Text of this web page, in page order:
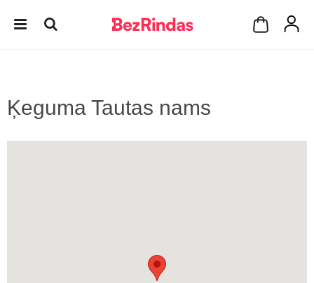
Ķeguma Tautas nams